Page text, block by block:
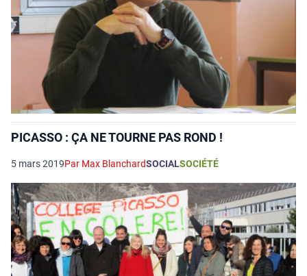
PICASSO : ÇA NE TOURNE PAS ROND !
5 mars 2019Par Max BlanchardSOCIALSOCIÉTÉ